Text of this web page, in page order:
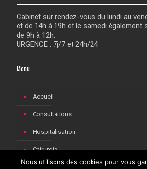
Cabinet sur rendez-vous du lundi au
et de 14h à 19h et le samedi également
de 9h à 12h.
URGENCE : 7j/7 et 24h/24
Menu
Accueil
Consultations
Hospitalisation
Chirurgie
Consultations pédiatriques à Rochefort
Nous utilisons des cookies pour vous